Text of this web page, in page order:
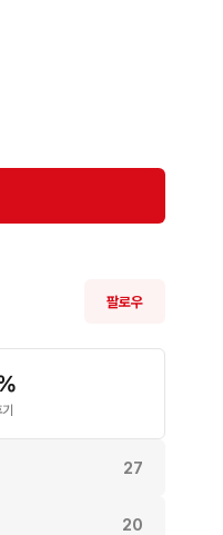
켓양호/서브포켓
팔로우
27
20